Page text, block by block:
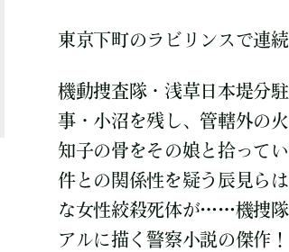
東京下町のラビリンスで連
機動捜査隊・浅草日本堤分
事・小沼を残し、管轄外の
知子の骨をその娘と拾って
件との関係性を疑う辰見ら
な女性絞殺死体が……機捜隊
アルに描く警察小説の傑作